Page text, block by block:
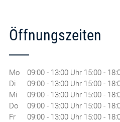
Öffnungszeiten
Mo
Di
Mi
Do
Fr
09:00 - 13:00 Uhr 15:00 -
09:00 - 13:00 Uhr 15:00 -
09:00 - 13:00 Uhr 15:00 -
09:00 - 13:00 Uhr 15:00 -
09:00 - 13:00 Uhr 15:00 -